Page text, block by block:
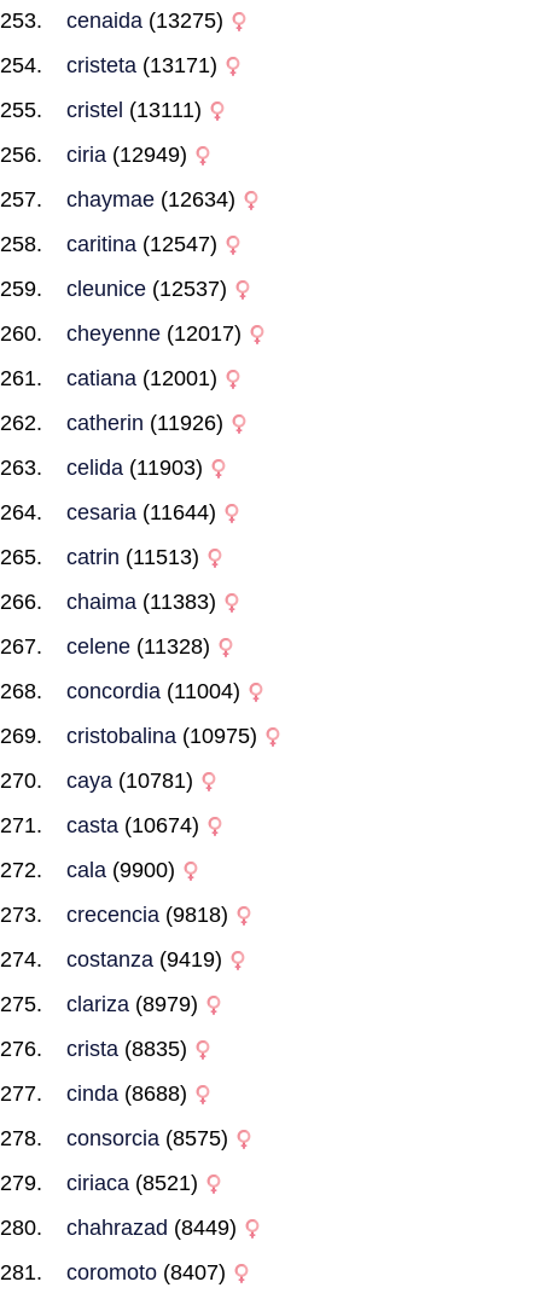
cenaida (13275)
cristeta (13171)
cristel (13111)
ciria (12949)
chaymae (12634)
caritina (12547)
cleunice (12537)
cheyenne (12017)
catiana (12001)
catherin (11926)
celida (11903)
cesaria (11644)
catrin (11513)
chaima (11383)
celene (11328)
concordia (11004)
cristobalina (10975)
caya (10781)
casta (10674)
cala (9900)
crecencia (9818)
costanza (9419)
clariza (8979)
crista (8835)
cinda (8688)
consorcia (8575)
ciriaca (8521)
chahrazad (8449)
coromoto (8407)